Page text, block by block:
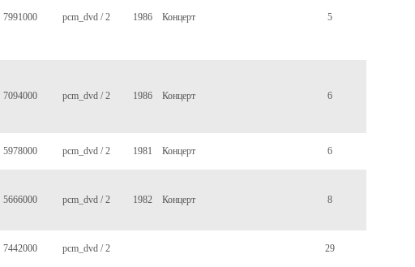
7991000 pcm_dvd / 2 1986 Концерт 5
7094000 pcm_dvd / 2 1986 Концерт 6
5978000 pcm_dvd / 2 1981 Концерт 6
5666000 pcm_dvd / 2 1982 Концерт 8
7442000 pcm_dvd / 2 29